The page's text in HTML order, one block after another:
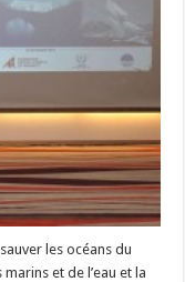
les océans du
et de l’eau et la